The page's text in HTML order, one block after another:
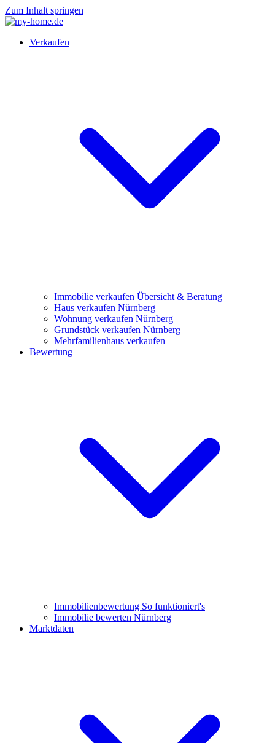
Zum Inhalt springen
Verkaufen
Immobilie verkaufen Übersicht & Beratung
Haus verkaufen Nürnberg
Wohnung verkaufen Nürnberg
Grundstück verkaufen Nürnberg
Mehrfamilienhaus verkaufen
Bewertung
Immobilienbewertung So funktioniert's
Immobilie bewerten Nürnberg
Marktdaten